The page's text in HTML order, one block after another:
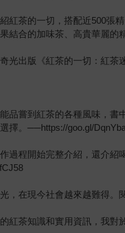
紅茶的一切，搭配近500張
結合的加味茶、高貴華麗的
光出版《紅茶的一切：紅茶
品嘗到紅茶的各種風味，書
擇。──https://goo.gl/DqnYba
過程開始完整介紹，還介
，在現今社會越來越難得。
紅茶知識和實用資訊，我